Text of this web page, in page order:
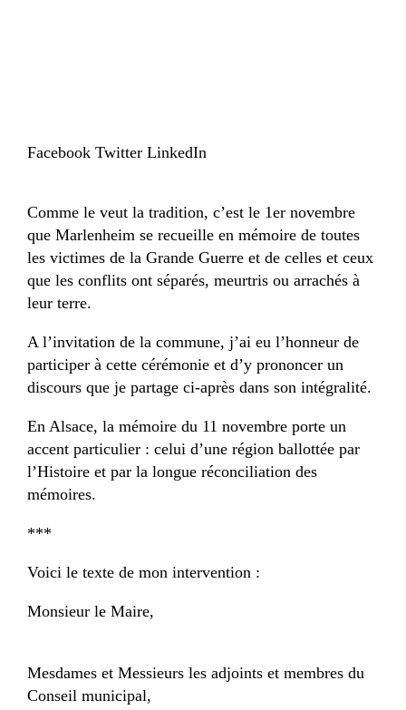
Facebook Twitter LinkedIn
Comme le veut la tradition, c’est le 1er novembre
que Marlenheim se recueille en mémoire de toutes
les victimes de la Grande Guerre et de celles et ceux
que les conflits ont séparés, meurtris ou arrachés à
leur terre.
A l’invitation de la commune, j’ai eu l’honneur de
participer à cette cérémonie et d’y prononcer un
discours que je partage ci-après dans son intégralité.
En Alsace, la mémoire du 11 novembre porte un
accent particulier : celui d’une région ballottée par
l’Histoire et par la longue réconciliation des
mémoires.
***
Voici le texte de mon intervention :
Monsieur le Maire,
Mesdames et Messieurs les adjoints et membres du
Conseil municipal,